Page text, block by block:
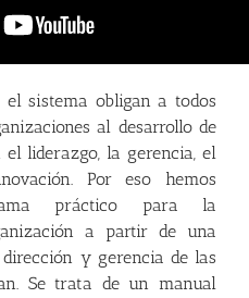
sistema obligan a todos
al desarrollo de
liderazgo, la gerencia, el
Por eso hemos
práctico para la
a partir de una
y gerencia de las
Se trata de un manual